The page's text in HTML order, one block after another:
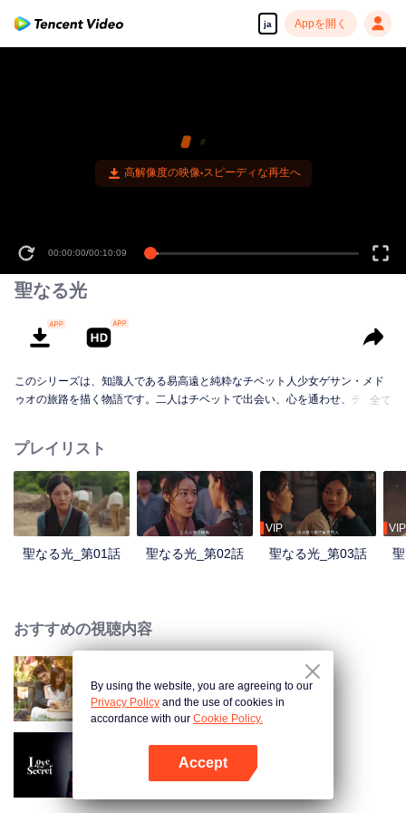
ja Appを開く
00:00:00/00:10:09
聖なる光
このシリーズは、知識人である易高遠と純粋なチベット人少女ゲサン・メド
ゥオの旅路を描く物語です。二人はチベットで出会い、心を通わせ、チベッ
校の創設と発展を描きます。平和解放がチベットとその人々ににもたらした
大きな変化を浮き彫りにし、新チベットの困難ながらも揺るぎない発展の道
のりを描いています。
全て
プレイリスト
聖なる光_第01話 聖なる光_第02話
VIP
聖なる光_第03話
VIP
おすすめの視聴内容
Taking Love as a Contract
秘密の恋
By using the website, you are agreeing to our
Privacy Policy and the use of cookies in
accordance with our Cookie Policy.
Accept